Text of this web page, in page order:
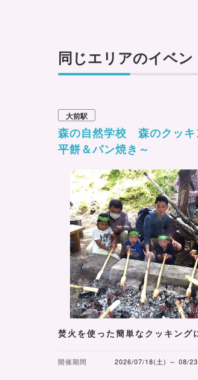
同じエリアのイベン
大前駅
森の自然学校 森のクッキ
平餅＆パン焼き～
焚火を使った簡単なクッキング
開催期間 2026/07/18(土) ～ 08/